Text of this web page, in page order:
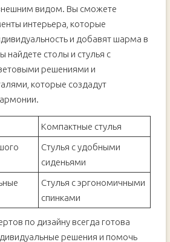
видом. Вы сможете
интерьера, которые
и добавят шарма в
найдете столы и стулья с
решениями и
которые создадут
Компактные стулья
Стулья с удобными
сиденьями
Стулья с эргономичными
спинками
по дизайну всегда готова
решения и помочь